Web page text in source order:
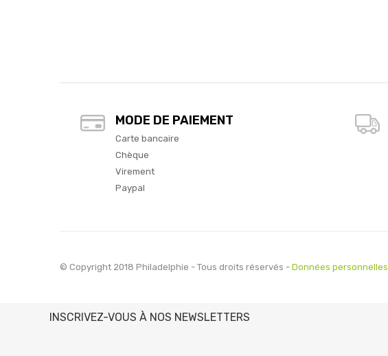
MODE DE PAIEMENT
Carte bancaire
Chèque
Virement
Paypal
© Copyright 2018 Philadelphie - Tous droits réservés - Données personnelles
INSCRIVEZ-VOUS À NOS NEWSLETTERS